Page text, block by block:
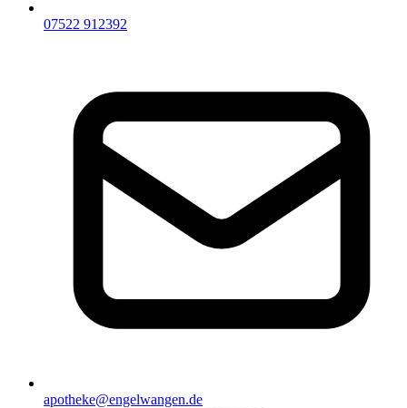
07522 912392
apotheke@engelwangen.de